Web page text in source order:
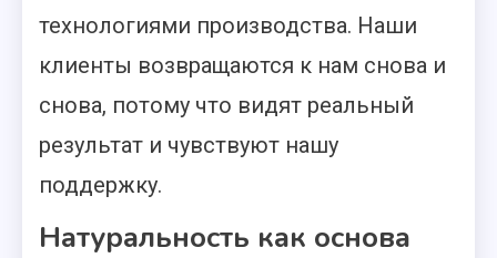
технологиями производства. Наши
клиенты возвращаются к нам снова и
снова, потому что видят реальный
результат и чувствуют нашу
поддержку.
Натуральность как основа